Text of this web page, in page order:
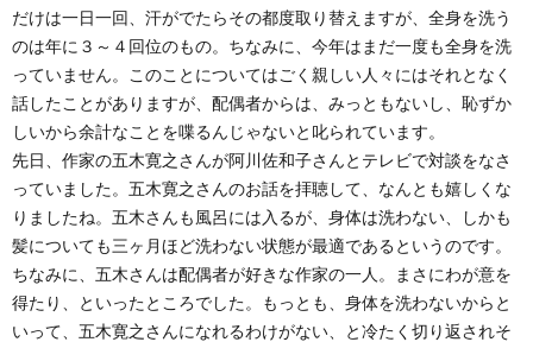
だけは一日一回、汗がでたらその都度取り替えますが、全身を洗う
のは年に３～４回位のもの。ちなみに、今年はまだ一度も全身を洗
っていません。このことについてはごく親しい人々にはそれとなく
話したことがありますが、配偶者からは、みっともないし、恥ずか
しいから余計なことを喋るんじゃないと叱られています。
先日、作家の五木寛之さんが阿川佐和子さんとテレビで対談をなさ
っていました。五木寛之さんのお話を拝聴して、なんとも嬉しくな
りましたね。五木さんも風呂には入るが、身体は洗わない、しかも
髪についても三ヶ月ほど洗わない状態が最適であるというのです。
ちなみに、五木さんは配偶者が好きな作家の一人。まさにわが意を
得たり、といったところでした。もっとも、身体を洗わないからと
いって、五木寛之さんになれるわけがない、と冷たく切り返されそ